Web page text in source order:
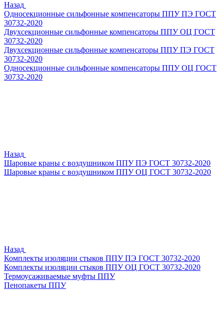
Назад
Односекционные сильфонные компенсаторы ППУ ПЭ ГОСТ
30732-2020
Двухсекционные сильфонные компенсаторы ППУ ОЦ ГОСТ
30732-2020
Двухсекционные сильфонные компенсаторы ППУ ПЭ ГОСТ
30732-2020
Односекционные сильфонные компенсаторы ППУ ОЦ ГОСТ
30732-2020
Назад
Шаровые краны с воздушником ППУ ПЭ ГОСТ 30732-2020
Шаровые краны с воздушником ППУ ОЦ ГОСТ 30732-2020
Назад
Комплекты изоляции стыков ППУ ПЭ ГОСТ 30732-2020
Комплекты изоляции стыков ППУ ОЦ ГОСТ 30732-2020
Термоусаживаемые муфты ППУ
Пенопакеты ППУ